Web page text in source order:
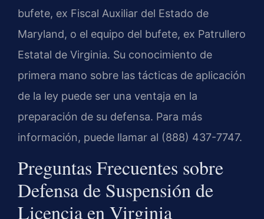
bufete, ex Fiscal Auxiliar del Estado de
Maryland, o el equipo del bufete, ex Patrullero
Estatal de Virginia. Su conocimiento de
primera mano sobre las tácticas de aplicación
de la ley puede ser una ventaja en la
preparación de su defensa. Para más
información, puede llamar al (888) 437-7747.
Preguntas Frecuentes sobre
Defensa de Suspensión de
Licencia en Virginia